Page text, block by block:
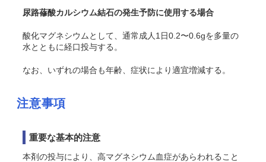
尿路蓚酸カルシウム結石の発生予防に使用する場合
酸化マグネシウムとして、通常成人1日0.2〜0.6gを多量の
水とともに経口投与する。
なお、いずれの場合も年齢、症状により適宜増減する。
注意事項
重要な基本的注意
本剤の投与により、高マグネシウム血症があらわれること